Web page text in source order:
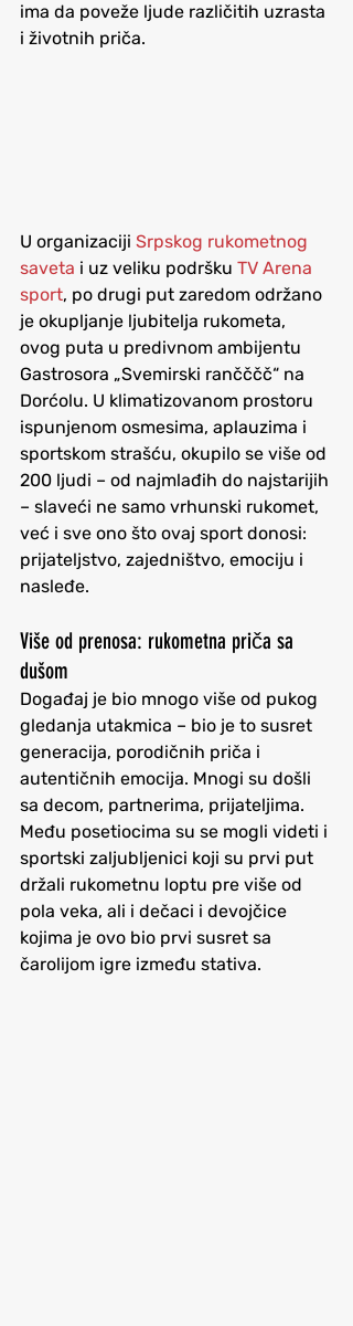
ima da poveže ljude različitih uzrasta
i životnih priča.
U organizaciji Srpskog rukometnog
saveta i uz veliku podršku TV Arena
sport, po drugi put zaredom održano
je okupljanje ljubitelja rukometa,
ovog puta u predivnom ambijentu
Gastrosora „Svemirski rančččč“ na
Dorćolu. U klimatizovanom prostoru
ispunjenom osmesima, aplauzima i
sportskom strašću, okupilo se više od
200 ljudi – od najmlađih do najstarijih
– slaveći ne samo vrhunski rukomet,
već i sve ono što ovaj sport donosi:
prijateljstvo, zajedništvo, emociju i
nasleđe.
Više od prenosa: rukometna priča sa
dušom
Događaj je bio mnogo više od pukog
gledanja utakmica – bio je to susret
generacija, porodičnih priča i
autentičnih emocija. Mnogi su došli
sa decom, partnerima, prijateljima.
Među posetiocima su se mogli videti i
sportski zaljubljenici koji su prvi put
držali rukometnu loptu pre više od
pola veka, ali i dečaci i devojčice
kojima je ovo bio prvi susret sa
čarolijom igre između stativa.